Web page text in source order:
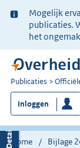
Ter
informatie:
Mogelijk
publicaties.
het
U
bent
nu
hier:
Publicaties
Inloggen
Home Bijlage